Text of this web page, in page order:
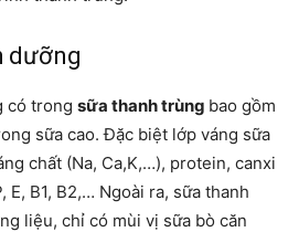
dưỡng
có trong sữa thanh trùng bao gồm
sữa cao. Đặc biệt lớp váng sữa
chất (Na, Ca,K,…), protein, canxi
E, B1, B2,… Ngoài ra, sữa thanh
liệu, chỉ có mùi vị sữa bò căn